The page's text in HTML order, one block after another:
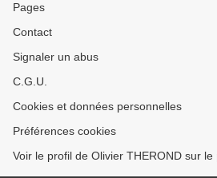
Pages
Contact
Signaler un abus
C.G.U.
Cookies et données personnelles
Préférences cookies
Voir le profil de Olivier THEROND sur